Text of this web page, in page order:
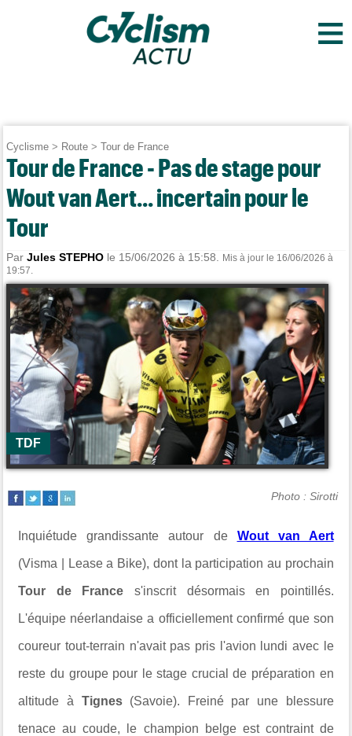
≡
Cyclisme > Route >Tour de France
Tour de France - Pas de stage pour
Wout van Aert... incertain pour le
Tour
ParJules STEPHO le 15/06/2026 à 15:58.
Mis à jour le 16/06/2026 à
19:57.
TDF
Photo : Sirotti
Inquiétude grandissante autour de Wout van Aert
(Visma | Lease a Bike), dont la participation au prochain
Tour de France s'inscrit désormais en pointillés.
L'équipe néerlandaise a officiellement confirmé que son
coureur tout-terrain n'avait pas pris l'avion lundi avec le
reste du groupe pour le stage crucial de préparation en
altitude à Tignes (Savoie). Freiné par une blessure
tenace au coude, le champion belge est contraint de